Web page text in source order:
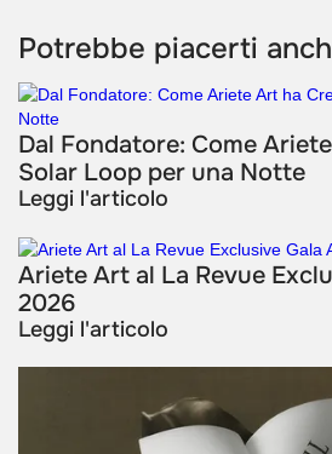
Potrebbe piacerti
Dal Fondatore: Come
Solar Loop per una Notte
Leggi l'articolo
Ariete Art al La Revue
2026
Leggi l'articolo